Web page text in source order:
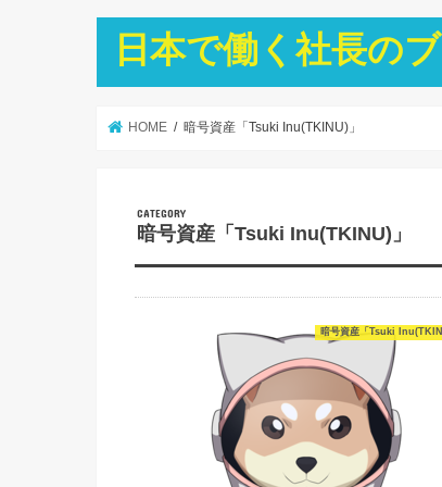
日本で働く社長の
HOME 暗号資産「Tsuki Inu(TKINU)」
暗号資産「Tsuki Inu(TKINU)」
暗号資産「Tsuki